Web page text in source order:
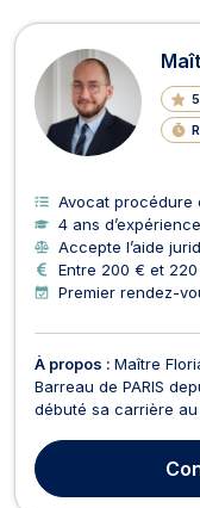
5
Avocat procédure
4 ans d’expérience
Accepte l’aide
Entre 200 € et
Premier rendez-
À propos : Maître
Barreau de PARIS
débuté sa carrière
Liban et la Cour
d’avocat l’a ensuite